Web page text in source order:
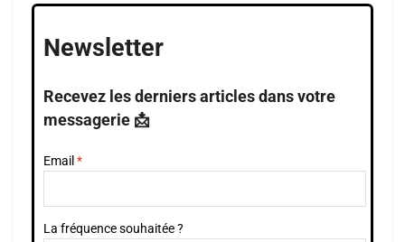
Newsletter
Recevez les derniers articles dans votre
messagerie 📩
Email
La fréquence souhaitée ?